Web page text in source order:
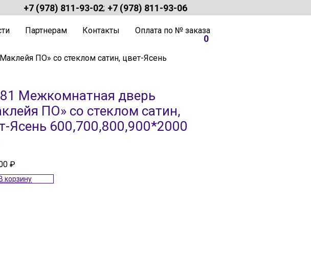
+7 (978) 811-93-02; +7 (978) 811-93-06
Партнерам Контакты Оплата по № заказа
0
ПО» со стеклом сатин, цвет-Ясень
Межкомнатная дверь
ПО» со стеклом сатин,
Ясень 600,700,800,900*2000
₽
В корзину